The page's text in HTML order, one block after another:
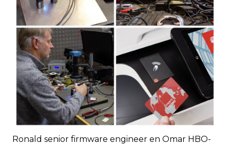
Ronald senior firmware engineer en Omar HBO-